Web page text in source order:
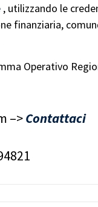
, utilizzando le
finanziaria,
Operativo
–>Contattaci